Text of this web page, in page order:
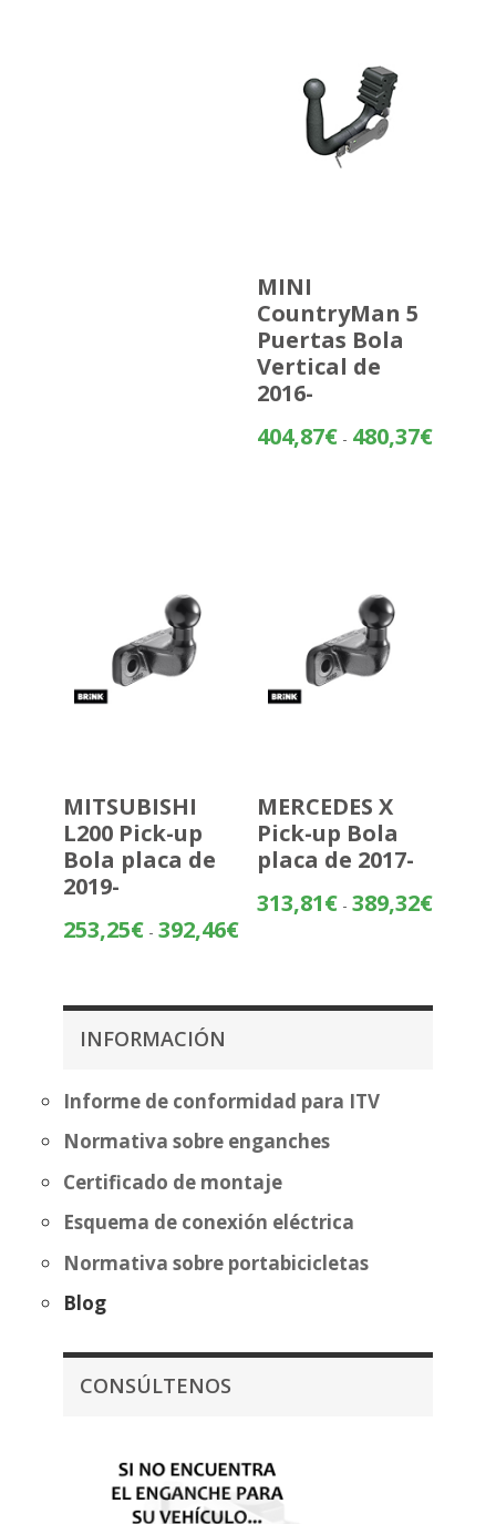
MINI
CountryMan 5
Puertas Bola
Vertical de
2016-
404,87€ - 480,37€Rango
MITSUBISHI
L200 Pick-up
Bola placa de
2019-
253,25€ - 392,46€Rango
MERCEDES X
Pick-up Bola
placa de 2017-
313,81€ - 389,32€Rango
INFORMACIÓN
Informe de conformidad para ITV
Normativa sobre enganches
Certificado de montaje
Esquema de conexión eléctrica
Normativa sobre portabicicletas
Blog
CONSÚLTENOS